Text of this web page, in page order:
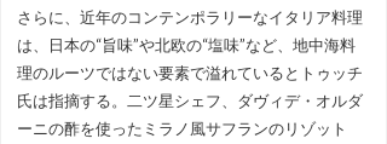
さらに、近年のコンテンポラリーなイタリア料理
は、日本の“旨味”や北欧の“塩味”など、地中海料
理のルーツではない要素で溢れているとトゥッチ
氏は指摘する。二ツ星シェフ、ダヴィデ・オルダ
ーニの酢を使ったミラノ風サフランのリゾット